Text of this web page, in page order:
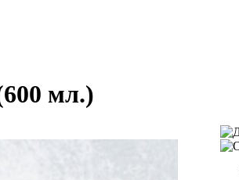
мл.)